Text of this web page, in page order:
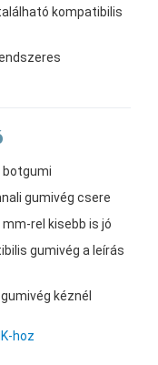
kompatibilis
botgumi
gumivég csere
rel kisebb is jó
gumivég a leírás
kéznél
hoz